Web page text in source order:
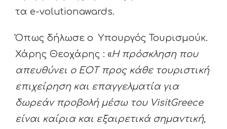
τα e-volutionawards.
Όπως δήλωσε ο Υπουργός Τουρισμούκ.
Χάρης Θεοχάρης : «Η πρόσκληση που
απευθύνει ο ΕΟΤ προς κάθε τουριστική
επιχείρηση και επαγγελματία για
δωρεάν προβολή μέσω του VisitGreece
είναι καίρια και εξαιρετικά σημαντική,